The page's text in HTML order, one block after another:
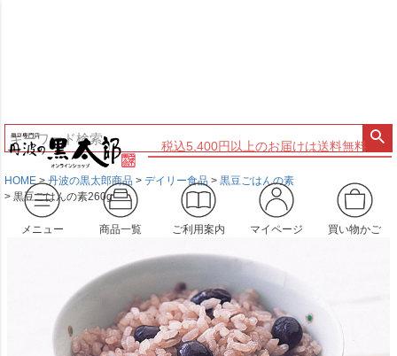
税込5,400円以上のお届けは送料無料
メニュー 商品一覧 ご利用案内 マイページ 買い物かご
HOME 丹波の黒太郎商品 デイリー食品
黒豆ごはんの素
黒豆ごはんの素260g